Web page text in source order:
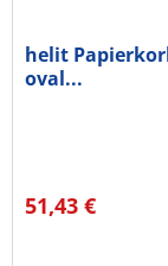
helit
oval...
51,43 €